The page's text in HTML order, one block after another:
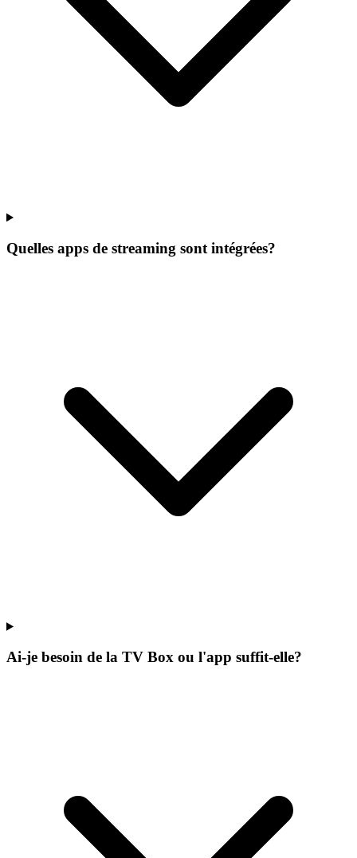
Quelles apps de streaming sont intégrées?
Ai-je besoin de la TV Box ou l'app suffit-elle?